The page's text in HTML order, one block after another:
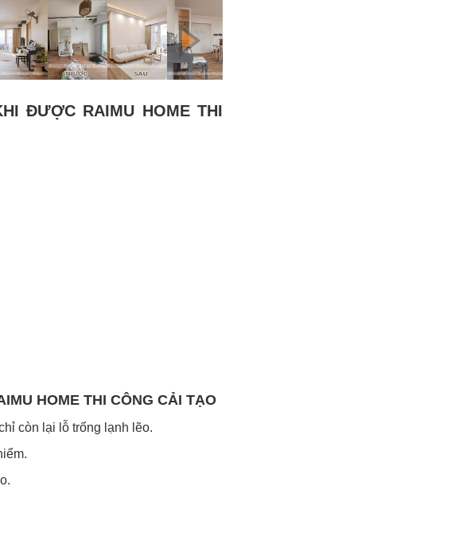
ĐƯỢC RAIMU HOME THI
HOME THI CÔNG CẢI TẠO
còn lại lỗ trống lạnh lẽo.